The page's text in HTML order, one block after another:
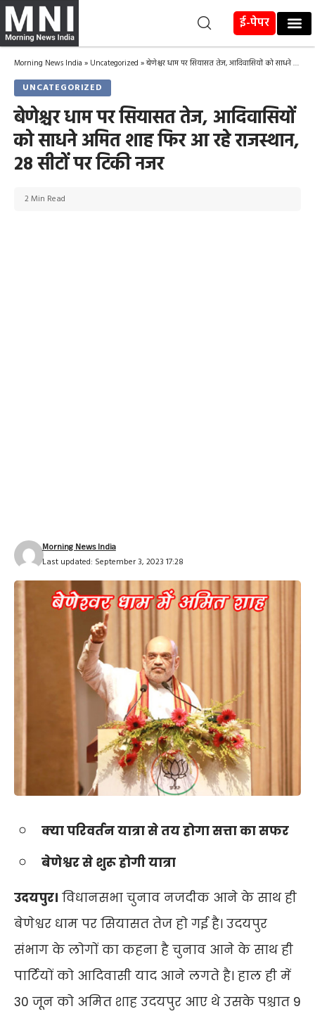
ई-पेपर
Morning News India » Uncategorized »बेणेश्चर धाम पर सियासत तेज, आदिवासियों को साधने अमित शाह फिर आ रहे राजस्थान, 28 सीटों पर टिकी नजर
UNCATEGORIZED
बेणेश्चर धाम पर सियासत तेज, आदिवासियों
को साधने अमित शाह फिर आ रहे राजस्थान,
28 सीटों पर टिकी नजर
Last updated: September 3, 2023 17:28
Morning News India
2 Min Read
क्या परिवर्तन यात्रा से तय होगा सत्ता का सफर
बेणेश्वर से शुरू होगी यात्रा
उदयपुर। विधानसभा चुनाव नजदीक आने के साथ ही
बेणेश्वर धाम पर सियासत तेज हो गई है। उदयपुर
संभाग के लोगों का कहना है चुनाव आने के साथ ही
पार्टियों को आदिवासी याद आने लगते है। हाल ही में
30 जून को अमित शाह उदयपुर आए थे उसके पश्चात 9